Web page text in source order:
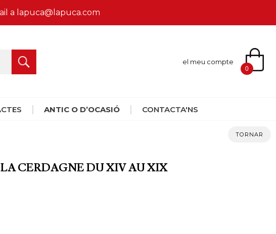
a lapuca@lapuca.com
el meu compte
0
ANTIC O D’OCASIÓ CONTACTA'NS
TORNAR
CERDAGNE DU XIV AU XIX